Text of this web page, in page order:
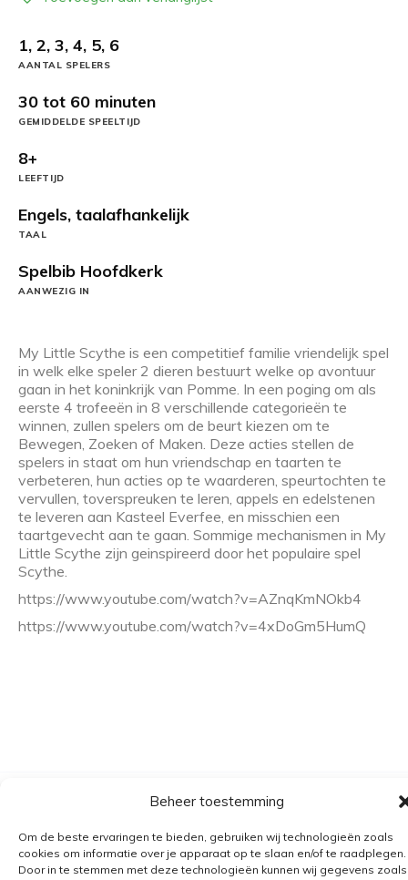
Beheer toestemming
Om de beste ervaringen te bieden, gebruiken wij technologieën zoals
cookies om informatie over je apparaat op te slaan en/of te raadplegen.
Door in te stemmen met deze technologieën kunnen wij gegevens zoals
1, 2, 3, 4, 5, 6
AANTAL SPELERS
30 tot 60 minuten
GEMIDDELDE SPEELTIJD
8+
LEEFTIJD
Engels, taalafhankelijk
TAAL
Spelbib Hoofdkerk
AANWEZIG IN
My Little Scythe is een competitief familie vriendelijk spel
in welk elke speler 2 dieren bestuurt welke op avontuur
gaan in het koninkrijk van Pomme. In een poging om als
eerste 4 trofeeën in 8 verschillende categorieën te
winnen, zullen spelers om de beurt kiezen om te
Bewegen, Zoeken of Maken. Deze acties stellen de
spelers in staat om hun vriendschap en taarten te
verbeteren, hun acties op te waarderen, speurtochten te
vervullen, toverspreuken te leren, appels en edelstenen
te leveren aan Kasteel Everfee, en misschien een
taartgevecht aan te gaan. Sommige mechanismen in My
Little Scythe zijn geinspireerd door het populaire spel
Scythe.
https://www.youtube.com/watch?v=AZnqKmNOkb4
https://www.youtube.com/watch?v=4xDoGm5HumQ
Algemene voorwaarden
Verzending
Retourbeleid